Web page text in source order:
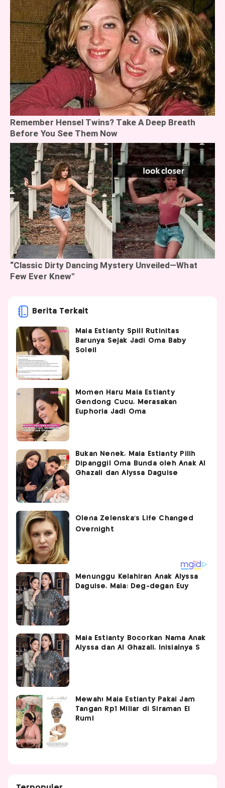
Berita Terkait
Maia Estianty Spill Rutinitas
Barunya Sejak Jadi Oma Baby
Soleil
Momen Haru Maia Estianty
Gendong Cucu, Merasakan
Euphoria Jadi Oma
Bukan Nenek, Maia Estianty Pilih
Dipanggil Oma Bunda oleh Anak Al
Ghazali dan Alyssa Daguise
Menunggu Kelahiran Anak Alyssa
Daguise, Maia: Deg-degan Euy
Maia Estianty Bocorkan Nama Anak
Alyssa dan Al Ghazali, Inisialnya S
Mewah! Maia Estianty Pakai Jam
Tangan Rp1 Miliar di Siraman El
Rumi